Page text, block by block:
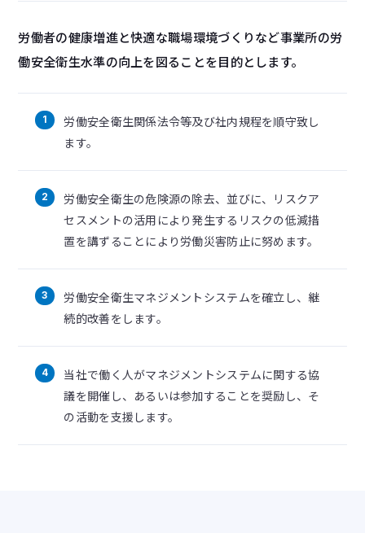
労働者の健康増進と快適な職場環境づくりなど事業所の労
働安全衛生水準の向上を図ることを目的とします。
労働安全衛生関係法令等及び社内規程を順守致し
ます。
労働安全衛生の危険源の除去、並びに、リスクア
セスメントの活用により発生するリスクの低減措
置を講ずることにより労働災害防止に努めます。
労働安全衛生マネジメントシステムを確立し、継
続的改善をします。
当社で働く人がマネジメントシステムに関する協
議を開催し、あるいは参加することを奨励し、そ
の活動を支援します。